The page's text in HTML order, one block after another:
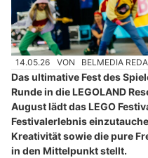
14.05.26 VON BELMEDIA
Das ultimative Fest des
Runde in die LEGOLAND
August lädt das LEGO
Festivalerlebnis
Kreativität sowie die pure
in den Mittelpunkt stellt.